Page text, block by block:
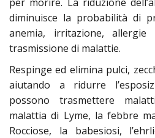
diminuisce la probabilità di
anemia, irritazione,
trasmissione di malattie.
Respinge ed elimina pulci,
aiutando a ridurre
possono trasmettere
malattia di Lyme, la febbre
Rocciose, la babesiosi,